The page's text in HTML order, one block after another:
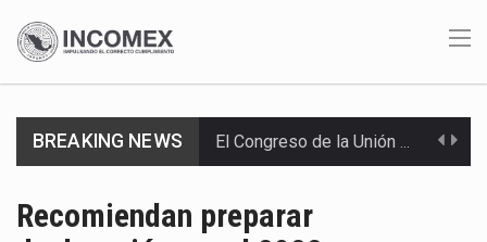
BREAKING NEWS El 85% de los envíos de aguacate de Michoacán hacia Estados Unidos fueron reactivados tras…
Recomiendan preparar